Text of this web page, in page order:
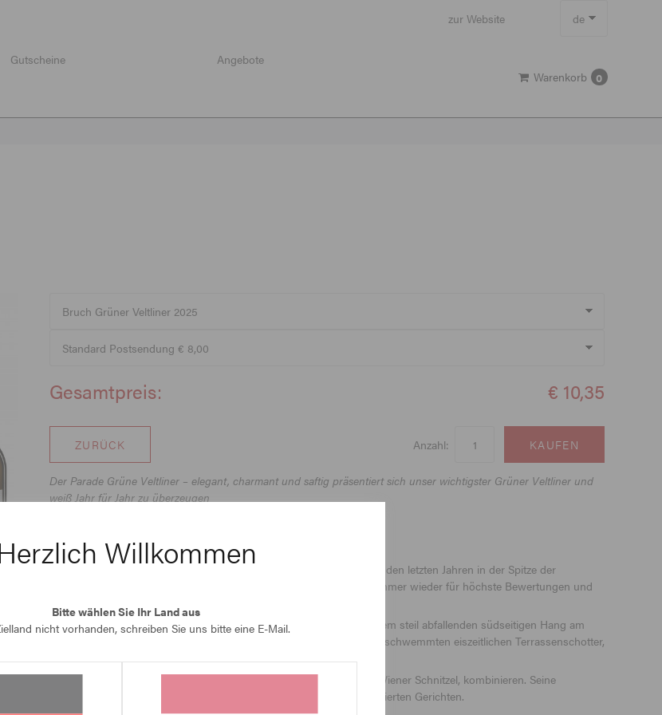
Willkommen
Bitte wählen Sie Ihr Land aus
nicht vorhanden, schreiben Sie uns bitte eine E-Mail.
Gutscheine Angebote
zur Website de
Warenkorb
0
Gesamtpreis: € 10,35
Anzahl:
ZURÜCK
Der Parade Grüne Veltliner – elegant, charmant und saftig präsentiert sich unser wichtigster Grüner Veltliner und
weiß Jahr für Jahr zu überzeugen
Der GRÜNE VELTLINER BRUCH vom WEINGUT CHRIST hat sich in den letzten Jahren in der Spitze der
österreichischen Veltliner etabliert und sorgte in den letzten Jahren immer wieder für höchste Bewertungen und
Der „Bruch“, unsere Paradelage für den Grünen Veltliner, liegt an einem steil abfallenden südseitigen Hang am
Wiener Bisamberg. Die Bodenbedingungen sind geprägt durch angeschwemmten eiszeitlichen Terrassenschotter,
der bis an die Oberfläche ragt.
Der Bruch lässt sich hervorragend mit österreichischer Küche, wie Wiener Schnitzel, kombinieren. Seine
Würzigkeit überzeigt allerdings auch hervorragend zu asiatisch inspirierten Gerichten.